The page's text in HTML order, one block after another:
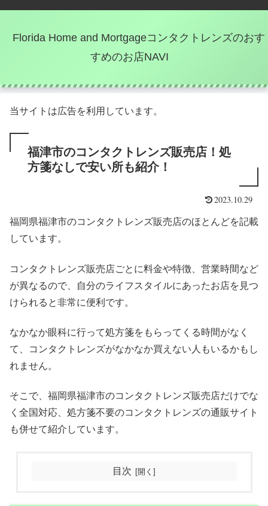
Florida Home and Mortgageコンタクトレンズのおす
すめのお店NAVI
当サイトは広告を利用しています。
福津市のコンタクトレンズ販売店！処
方箋なしで安い所も紹介！
2023.10.29
福岡県福津市のコンタクトレンズ販売店のほとんどを記載
しています。
コンタクトレンズ販売店ごとに料金や特徴、営業時間など
が異なるので、自分のライフスタイルにあったお店を見つ
けられると非常に便利です。
なかなか眼科に行って処方箋をもらってくる時間がなく
て、コンタクトレンズがなかなか買えない人もいるかもし
れません。
そこで、福岡県福津市のコンタクトレンズ販売店だけでな
く全国対応、処方箋不要のコンタクトレンズの通販サイト
も併せて紹介しています。
目次